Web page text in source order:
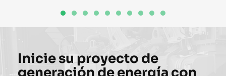
Inicie su proyecto de
generación de energía con